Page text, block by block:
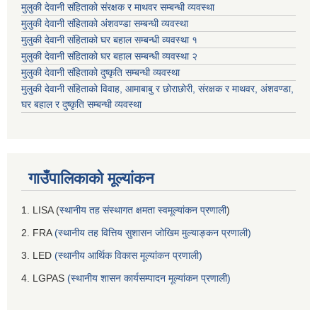
मुलुकी देवानी संहिताको संरक्षक र माथवर सम्बन्धी व्यवस्था
मुलुकी देवानी संहिताको अंशवण्डा सम्बन्धी व्यवस्था
मुलुकी देवानी संहिताको घर बहाल सम्बन्धी व्यवस्था १
मुलुकी देवानी संहिताको घर बहाल सम्बन्धी व्यवस्था २
मुलुकी देवानी संहिताको दुष्कृति सम्बन्धी व्यवस्था
मुलुकी देवानी संहिताको विवाह, आमाबाबु र छोराछोरी, संरक्षक र माथवर, अंशवण्डा,
घर बहाल र दुष्कृति सम्बन्धी व्यवस्था
गाउँपालिकाको मूल्यांकन
1. LISA (स्थानीय तह संस्थागत क्षमता स्वमूल्यांकन प्रणाली)
2. FRA(स्थानीय तह वित्तिय सुशासन जोखिम मुल्याङ्कन प्रणाली)
3. LED (स्थानीय आर्थिक विकास मूल्यांकन प्रणाली)
4. LGPAS (स्थानीय शासन कार्यसम्पादन मूल्यांकन प्रणाली)